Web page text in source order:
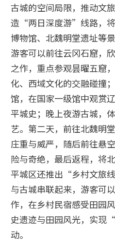
古城的空间局限，推动文
造“两日深度游”线路，
博物馆、北魏明堂遗址等
游客可以前往云冈石窟，
之作，重点参观昙曜五窟
化、西域文化的交融碰撞
馆，在国家一级馆中观赏
平城史；晚上夜游古城，
艺。第二天，前往北魏明
庄重与威严，随后前往悬
险与奇绝，最后返程，将
平城区还推出“乡村文旅
与古城串联起来，游客可
作，在乡村民宿感受田园
史遗迹与田园风光，实
动。